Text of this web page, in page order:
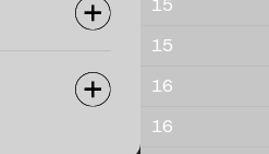
15
15
16
16